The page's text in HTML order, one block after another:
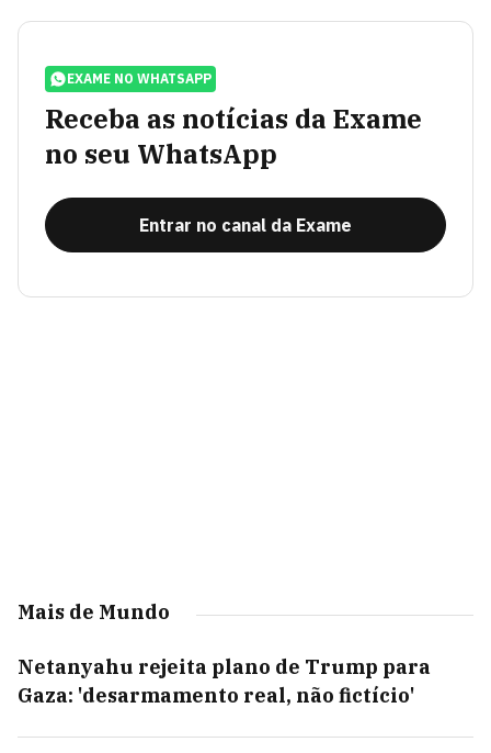
EXAME NO WHATSAPP
Receba as notícias da Exame
no seu WhatsApp
Entrar no canal da Exame
Mais de Mundo
Netanyahu rejeita plano de Trump para
Gaza: 'desarmamento real, não fictício'